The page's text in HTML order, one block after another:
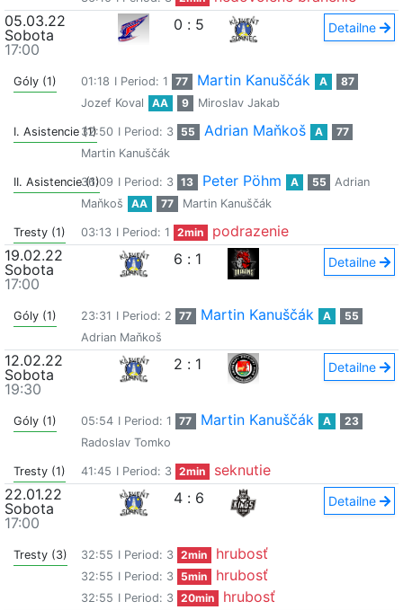
05.03.22
Sobota
17:00
0 : 5 Detailne
Góly (1) 01:18 I Period: 1 77 Martin Kanuščák A
87
Jozef Koval
AA 9 Miroslav Jakab
I. Asistencie (1)32:50 I Period: 3 55 Adrian Maňkoš A
77
Martin Kanuščák
II. Asistencie (1)
36:09 I Period: 3 13 Peter Pöhm A 55
Adrian
Maňkoš
AA 77 Martin Kanuščák
Tresty (1) 03:13 I Period: 1 2min
podrazenie
19.02.22
Sobota
17:00
6 : 1 Detailne
Góly (1) 23:31 I Period: 2 77 Martin Kanuščák A
55
Adrian Maňkoš
12.02.22
Sobota
19:30
2 : 1 Detailne
Góly (1) 05:54 I Period: 1 77 Martin Kanuščák A
23
Radoslav Tomko
Tresty (1) 41:45 I Period: 3 2min
seknutie
22.01.22
Sobota
17:00
4 : 6 Detailne
Tresty (3) 32:55 I Period: 3 2min hrubosť
32:55 I Period: 3 5min hrubosť
32:55 I Period: 3 20min
hrubosť